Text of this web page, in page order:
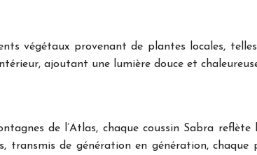
végétaux provenant de plantes locales,
ajoutant une lumière douce et
de l’Atlas, chaque coussin Sabra
de génération en génération, chaque